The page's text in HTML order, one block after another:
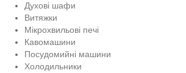
Духові шафи
Витяжки
Мікрохвильові печі
Кавомашини
Посудомийні машини
Холодильники